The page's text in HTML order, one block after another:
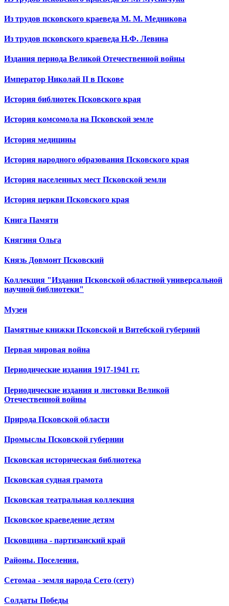
Из трудов псковского краеведа М. М. Медникова
Из трудов псковского краеведа Н.Ф. Левина
Издания периода Великой Отечественной войны
Император Николай II в Пскове
История библиотек Псковского края
История комсомола на Псковской земле
История медицины
История народного образования Псковского края
История населенных мест Псковской земли
История церкви Псковского края
Книга Памяти
Княгиня Ольга
Князь Довмонт Псковский
Коллекция "Издания Псковской областной универсальной
научной библиотеки"
Музеи
Памятные книжки Псковской и Витебской губерний
Первая мировая война
Периодические издания 1917-1941 гг.
Периодические издания и листовки Великой
Отечественной войны
Природа Псковской области
Промыслы Псковской губернии
Псковская историческая библиотека
Псковская судная грамота
Псковская театральная коллекция
Псковское краеведение детям
Псковщина - партизанский край
Районы. Поселения.
Сетомаа - земля народа Сето (сету)
Солдаты Победы